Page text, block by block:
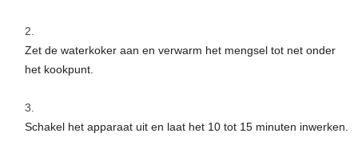
Zet de waterkoker aan en verwarm het mengsel tot net onder
het kookpunt.
Schakel het apparaat uit en laat het 10 tot 15 minuten inwerken.